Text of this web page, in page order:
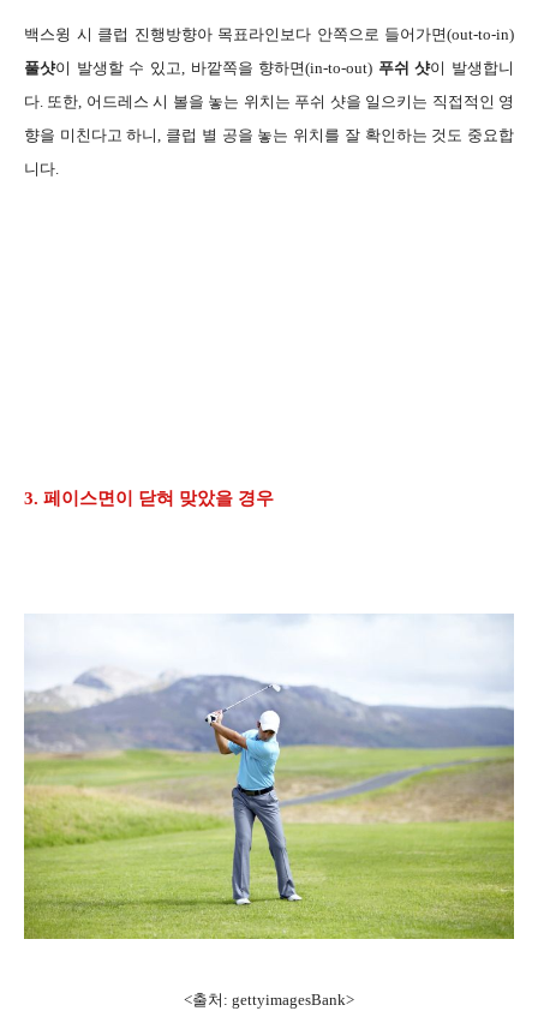
백스윙 시 클럽 진행방향아 목표라인보다 안쪽으로 들어가면(out-to-in)
풀샷이 발생할 수 있고, 바깥쪽을 향하면(in-to-out) 푸쉬 샷이 발생합니
다. 또한, 어드레스 시 볼을 놓는 위치는 푸쉬 샷을 일으키는 직접적인 영
향을 미친다고 하니, 클럽 별 공을 놓는 위치를 잘 확인하는 것도 중요합
니다.
3. 페이스면이 닫혀 맞았을 경우
<출처: gettyimagesBank>